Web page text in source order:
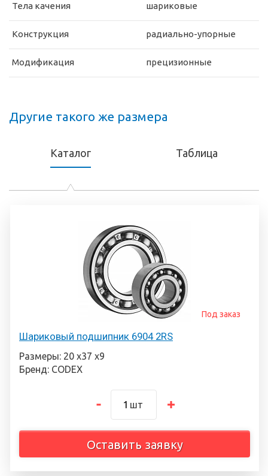
Тела качения шариковые
Конструкция радиально-упорные
Модификация прецизионные
Другие такого же размера
Каталог Таблица
Шариковый подшипник 6904 2RS
Под заказ
Размеры: 20 х37 х9
Бренд: CODEX
шт
Оставить заявку